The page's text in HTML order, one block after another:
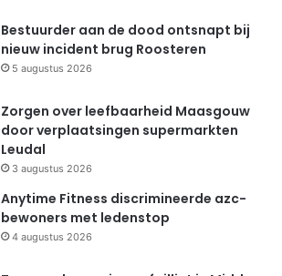
Bestuurder aan de dood ontsnapt bij
nieuw incident brug Roosteren
5 augustus 2026
Zorgen over leefbaarheid Maasgouw
door verplaatsingen supermarkten
Leudal
3 augustus 2026
Anytime Fitness discrimineerde azc-
bewoners met ledenstop
4 augustus 2026